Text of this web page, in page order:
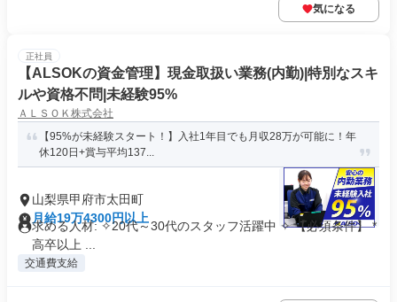
気になる
正社員
【ALSOKの資金管理】現金取扱い業務(内勤)|特別なスキ
ルや資格不問|未経験95%
ＡＬＳＯＫ株式会社
【95%が未経験スタート！】入社1年目でも月収28万が可能に！年
休120日+賞与平均137...
山梨県甲府市太田町
月給19万4300円以上
求める人材: ✧20代～30代のスタッフ活躍中 ✧ 【必須条件】 *
高卒以上 ...
交通費支給